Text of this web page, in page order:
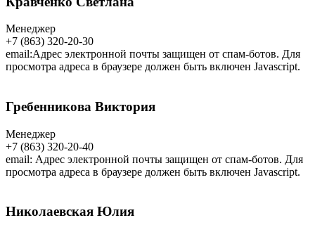
Менеджер
+7 (863) 320-20-30
email:Адрес электронной почты защищен от спам-ботов. Для
просмотра адреса в браузере должен быть включен Javascript.
Гребенникова Виктория
Менеджер
+7 (863) 320-20-40
email: Адрес электронной почты защищен от спам-ботов. Для
просмотра адреса в браузере должен быть включен Javascript.
Николаевская Юлия